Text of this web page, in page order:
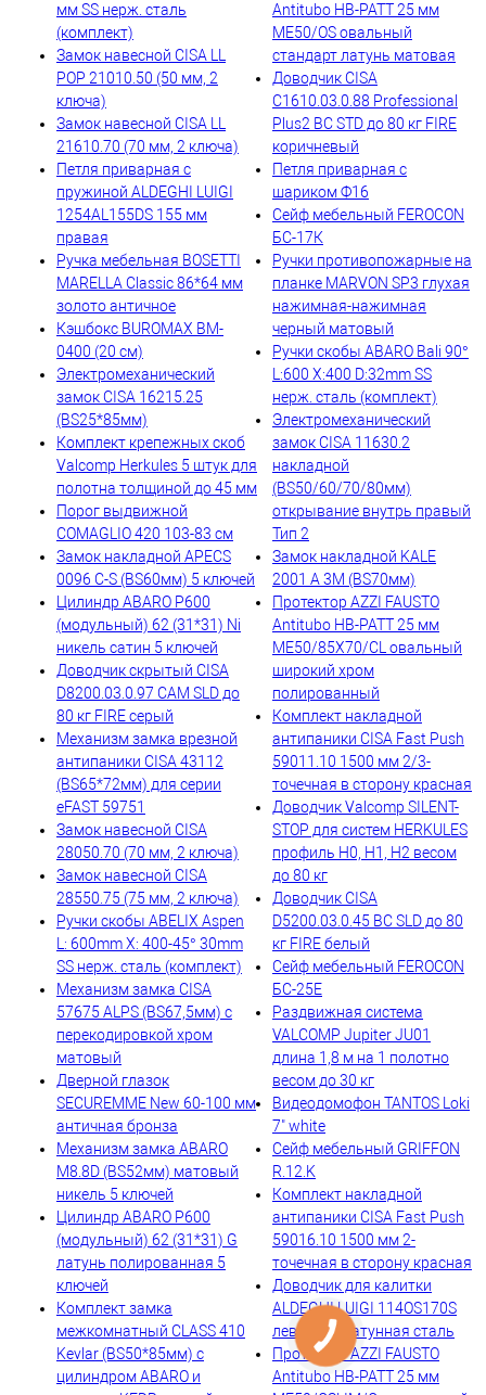
мм SS нерж. сталь
(комплект)
Замок навесной CISA LL
POP 21010.50 (50 мм, 2
ключа)
Замок навесной CISA LL
21610.70 (70 мм, 2 ключа)
Петля приварная c
пружиной ALDEGHI LUIGI
1254AL155DS 155 мм
правая
Ручка мебельная BOSETTI
MARELLA Classic 86*64 мм
золото античное
Кэшбокс BUROMAX BM-
0400 (20 см)
Электромеханический
замок CISA 16215.25
(BS25*85мм)
Комплект крепежных скоб
Valcomp Herkules 5 штук для
полотна толщиной до 45 мм
Порог выдвижной
COMAGLIO 420 103-83 см
Замок накладной APECS
0096 C-S (BS60мм) 5 ключей
Цилиндр ABARO P600
(модульный) 62 (31*31) Ni
никель сатин 5 ключей
Доводчик скрытый CISA
D8200.03.0.97 CAM SLD до
80 кг FIRE серый
Механизм замка врезной
антипаники CISA 43112
(BS65*72мм) для серии
eFAST 59751
Замок навесной CISA
28050.70 (70 мм, 2 ключа)
Замок навесной CISA
28550.75 (75 мм, 2 ключа)
Ручки скобы ABELIX Aspen
L: 600mm X: 400-45° 30mm
SS нерж. сталь (комплект)
Механизм замка CISA
57675 ALPS (BS67,5мм) с
перекодировкой хром
матовый
Дверной глазок
SECUREMME New 60-100 мм
античная бронза
Механизм замка ABARO
M8.8D (BS52мм) матовый
никель 5 ключей
Цилиндр ABARO P600
(модульный) 62 (31*31) G
латунь полированная 5
ключей
Комплект замка
межкомнатный CLASS 410
Kevlar (BS50*85мм) с
цилиндром ABARO и
Antitubo HB-PATT 25 мм
ME50/OS овальный
стандарт латунь матовая
Доводчик CISA
C1610.03.0.88 Professional
Plus2 BC STD до 80 кг FIRE
коричневый
Петля приварная с
шариком Ф16
Сейф мебельный FEROCON
БС-17К
Ручки противопожарные на
планке MARVON SP3 глухая
нажимная-нажимная
черный матовый
Ручки скобы ABARO Bali 90°
L:600 X:400 D:32mm SS
нерж. сталь (комплект)
Электромеханический
замок CISA 11630.2
накладной
(BS50/60/70/80мм)
открывание внутрь правый
Тип 2
Замок накладной KALE
2001 A 3M (BS70мм)
Протектор AZZI FAUSTO
Antitubo HB-PATT 25 мм
ME50/85X70/CL овальный
широкий хром
полированный
Комплект накладной
антипаники CISA Fast Push
59011.10 1500 мм 2/3-
точечная в сторону красная
Доводчик Valcomp SILENT-
STOP для систем HERKULES
профиль H0, H1, H2 весом
до 80 кг
Доводчик CISA
D5200.03.0.45 BC SLD до 80
кг FIRE белый
Сейф мебельный FEROCON
БС-25Е
Раздвижная система
VALCOMP Jupiter JU01
длина 1,8 м на 1 полотно
весом до 30 кг
Видеодомофон TANTOS Loki
7" white
Сейф мебельный GRIFFON
R.12.K
Комплект накладной
антипаники CISA Fast Push
59016.10 1500 мм 2-
точечная в сторону красная
Доводчик для калитки
ALDEGHI LUIGI 114OS170S
левый OS латунная сталь
Протектор AZZI FAUSTO
Antitubo HB-PATT 25 мм